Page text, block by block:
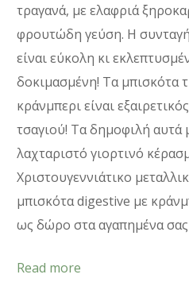
τραγανά, με ελαφριά
φρουτώδη γεύση. Η
είναι εύκολη κι
δοκιμασμένη! Τα μπισκότα
κράνμπερι είναι
τσαγιού! Τα δημοφιλή αυτά
λαχταριστό γιορτινό
Χριστουγεννιάτικο
μπισκότα digestive με
ως δώρο στα αγαπημένα
Read more